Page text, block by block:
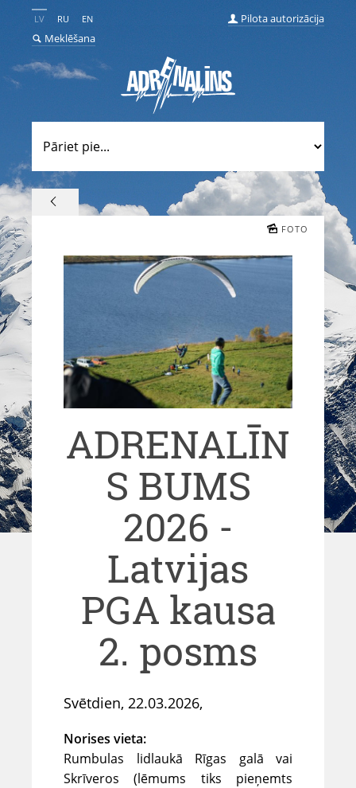
LV RU EN
Meklēšana
Pilota autorizācija
FOTO
ADRENALĪN
S BUMS
2026 -
Latvijas
PGA kausa
2. posms
Svētdien, 22.03.2026,
Norises vieta:
Rumbulas lidlaukā Rīgas galā vai
Skrīveros (lēmums tiks pieņemts